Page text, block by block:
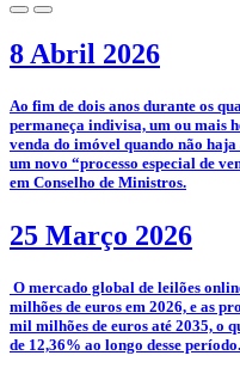
8 Abril 2026
­Ao fim de dois anos durante os
permaneça indivisa, um ou mais
venda do imóvel quando não
um novo “processo especial de
em Conselho de Ministros.
25 Março 2026
O mercado global de leilões
milhões de euros em 2026, e as
mil milhões de euros até 2035, o
de 12,36% ao longo desse período.